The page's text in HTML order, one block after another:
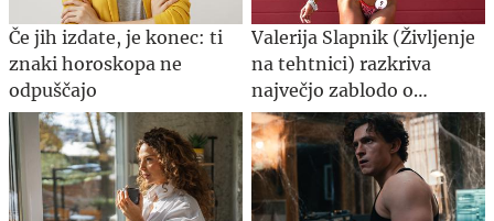
Če jih izdate, je konec: ti
znaki horoskopa ne
odpuščajo
Valerija Slapnik (Življenje
na tehtnici) razkriva
največjo zablodo o
hujšanju, ki ji mnogi
verjamejo